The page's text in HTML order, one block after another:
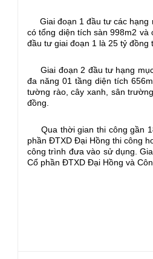
Giai đoạn 1 đầu tư các hạng
có tổng diện tích sàn 998m2
đầu tư giai đoạn 1 là 25 tỷ đồng
Giai đoạn 2 đầu tư hạng mục
đa năng 01 tầng diện tích 656m
tường rào, cây xanh, sân
đồng.
Qua thời gian thi công gần
phần ĐTXD Đại Hồng thi công
công trình đưa vào sử dụng.
Cổ phần ĐTXD Đại Hồng và